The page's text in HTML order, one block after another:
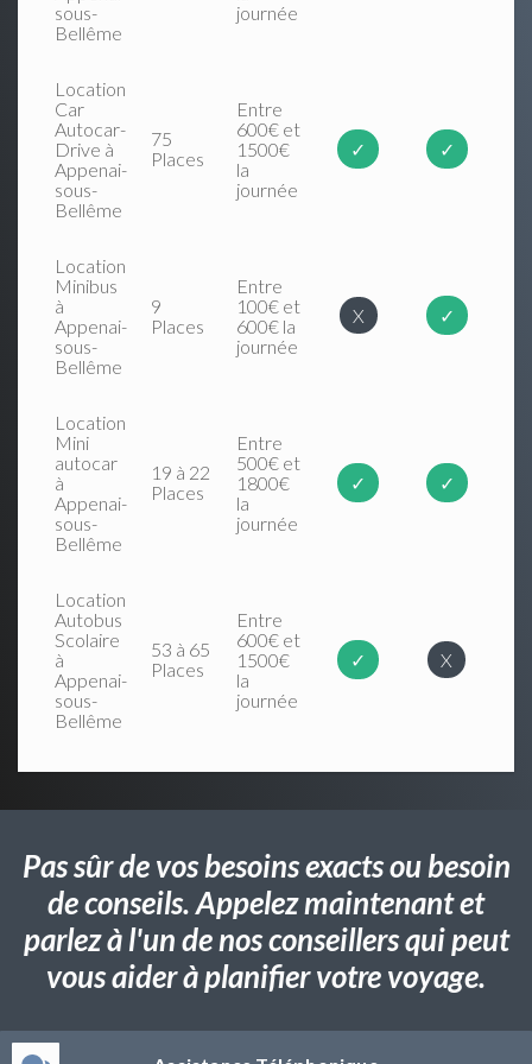
sous-
Bellême
journée
Location
Car
Autocar-
Drive à
Appenai-
sous-
Bellême
75
Places
Entre
600€ et
1500€
la
journée
✓ ✓
Location
Minibus
à
Appenai-
sous-
Bellême
9
Places
Entre
100€ et
600€ la
journée
X ✓
Location
Mini
autocar
à
Appenai-
sous-
Bellême
19 à 22
Places
Entre
500€ et
1800€
la
journée
✓ ✓
Location
Autobus
Scolaire
à
Appenai-
sous-
Bellême
53 à 65
Places
Entre
600€ et
1500€
la
journée
✓ X
Pas sûr de vos besoins exacts ou besoin
de conseils. Appelez maintenant et
parlez à l'un de nos conseillers qui peut
vous aider à planifier votre voyage.